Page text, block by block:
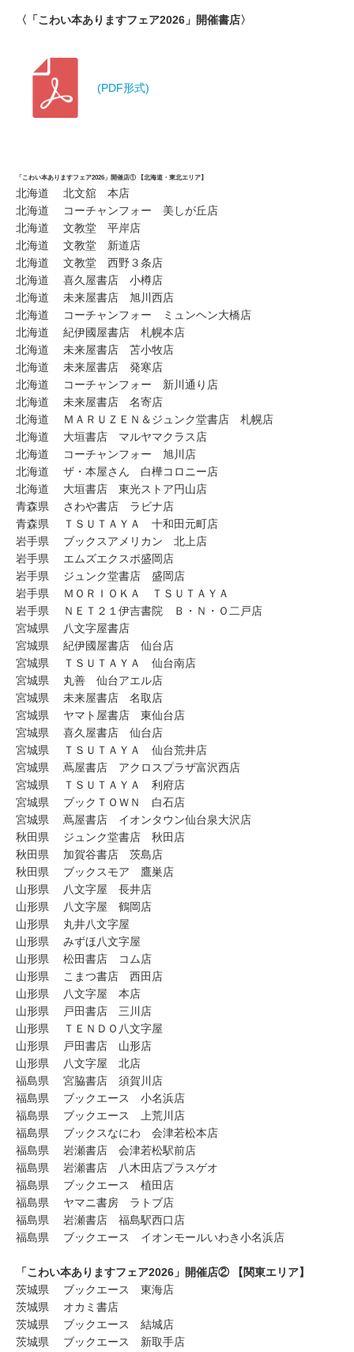
〈「こわい本ありますフェア2026」開催書店〉
(PDF形式)
「こわい本ありますフェア2026」開催店① 【北海道・東北エリア】
北海道 北文舘 本店
北海道 コーチャンフォー 美しが丘店
北海道 文教堂 平岸店
北海道 文教堂 新道店
北海道 文教堂 西野３条店
北海道 喜久屋書店 小樽店
北海道 未来屋書店 旭川西店
北海道 コーチャンフォー ミュンヘン大橋店
北海道 紀伊國屋書店 札幌本店
北海道 未来屋書店 苫小牧店
北海道 未来屋書店 発寒店
北海道 コーチャンフォー 新川通り店
北海道 未来屋書店 名寄店
北海道 ＭＡＲＵＺＥＮ＆ジュンク堂書店 札幌店
北海道 大垣書店 マルヤマクラス店
北海道 コーチャンフォー 旭川店
北海道 ザ・本屋さん 白樺コロニー店
北海道 大垣書店 東光ストア円山店
青森県 さわや書店 ラビナ店
青森県 ＴＳＵＴＡＹＡ 十和田元町店
岩手県 ブックスアメリカン 北上店
岩手県 エムズエクスポ盛岡店
岩手県 ジュンク堂書店 盛岡店
岩手県 ＭＯＲＩＯＫＡ ＴＳＵＴＡＹＡ
岩手県 ＮＥＴ２１伊吉書院 Ｂ・Ｎ・Ｏ二戸店
宮城県 八文字屋書店
宮城県 紀伊國屋書店 仙台店
宮城県 ＴＳＵＴＡＹＡ 仙台南店
宮城県 丸善 仙台アエル店
宮城県 未来屋書店 名取店
宮城県 ヤマト屋書店 東仙台店
宮城県 喜久屋書店 仙台店
宮城県 ＴＳＵＴＡＹＡ 仙台荒井店
宮城県 蔦屋書店 アクロスプラザ富沢西店
宮城県 ＴＳＵＴＡＹＡ 利府店
宮城県 ブックＴＯＷＮ 白石店
宮城県 蔦屋書店 イオンタウン仙台泉大沢店
秋田県 ジュンク堂書店 秋田店
秋田県 加賀谷書店 茨島店
秋田県 ブックスモア 鷹巣店
山形県 八文字屋 長井店
山形県 八文字屋 鶴岡店
山形県 丸井八文字屋
山形県 みずほ八文字屋
山形県 松田書店 コム店
山形県 こまつ書店 西田店
山形県 八文字屋 本店
山形県 戸田書店 三川店
山形県 ＴＥＮＤＯ八文字屋
山形県 戸田書店 山形店
山形県 八文字屋 北店
福島県 宮脇書店 須賀川店
福島県 ブックエース 小名浜店
福島県 ブックエース 上荒川店
福島県 ブックスなにわ 会津若松本店
福島県 岩瀬書店 会津若松駅前店
福島県 岩瀬書店 八木田店プラスゲオ
福島県 ブックエース 植田店
福島県 ヤマニ書房 ラトブ店
福島県 岩瀬書店 福島駅西口店
福島県 ブックエース イオンモールいわき小名浜店
「こわい本ありますフェア2026」開催店② 【関東エリア】
茨城県 ブックエース 東海店
茨城県 オカミ書店
茨城県 ブックエース 結城店
茨城県 ブックエース 新取手店